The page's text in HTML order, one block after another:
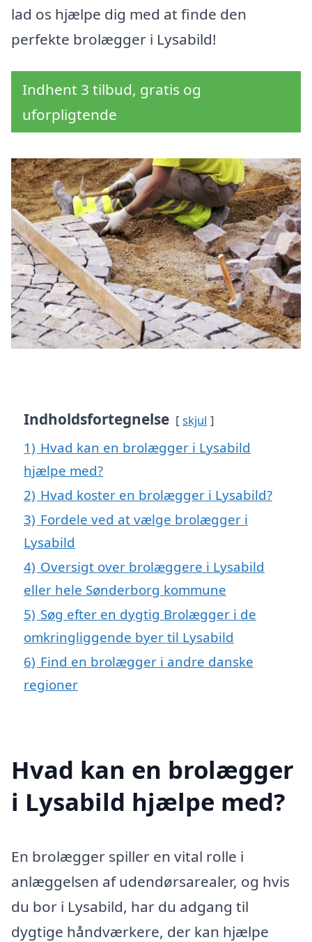
lad os hjælpe dig med at finde den
perfekte brolægger i Lysabild!
Indhent 3 tilbud, gratis og
uforpligtende
Indholdsfortegnelse skjul
1) Hvad kan en brolægger i Lysabild
hjælpe med?
2) Hvad koster en brolægger i Lysabild?
3) Fordele ved at vælge brolægger i
Lysabild
4) Oversigt over brolæggere i Lysabild
eller hele Sønderborg kommune
5) Søg efter en dygtig Brolægger i de
omkringliggende byer til Lysabild
6) Find en brolægger i andre danske
regioner
Hvad kan en brolægger
i Lysabild hjælpe med?
En brolægger spiller en vital rolle i
anlæggelsen af udendørsarealer, og hvis
du bor i Lysabild, har du adgang til
dygtige håndværkere, der kan hjælpe